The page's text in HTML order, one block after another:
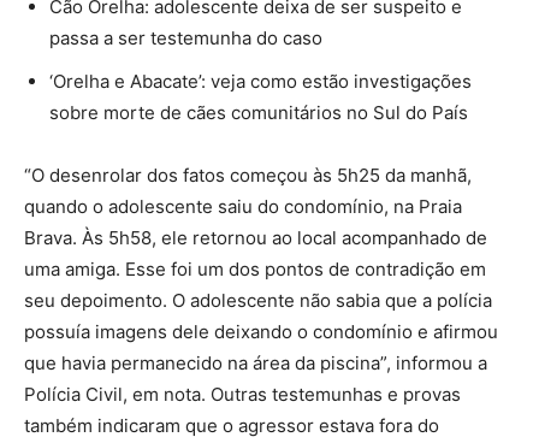
Cão Orelha: adolescente deixa de ser suspeito e
passa a ser testemunha do caso
‘Orelha e Abacate’: veja como estão investigações
sobre morte de cães comunitários no Sul do País
“O desenrolar dos fatos começou às 5h25 da manhã,
quando o adolescente saiu do condomínio, na Praia
Brava. Às 5h58, ele retornou ao local acompanhado de
uma amiga. Esse foi um dos pontos de contradição em
seu depoimento. O adolescente não sabia que a polícia
possuía imagens dele deixando o condomínio e afirmou
que havia permanecido na área da piscina”, informou a
Polícia Civil, em nota. Outras testemunhas e provas
também indicaram que o agressor estava fora do